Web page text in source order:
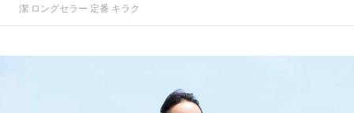
潔 ロングセラー 定番 キラク